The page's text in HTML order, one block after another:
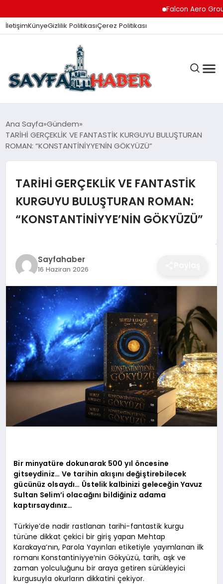
Falcon Aero Group,
İletişimKünyeGizlilik PolitikasıÇerez Politikası
ANA SAYFA
GÜNDEM
İZMIR HABERLERI
EKONOMI
SAĞLIK
SPOR
YAŞAM
DIĞER
Ana Sayfa Gündem
TARİHİ GERÇEKLİK VE FANTASTİK KURGUYU BULUŞTURAN
ROMAN: “KONSTANTİNİYYE’NİN GÖKYÜZÜ”
TARİHİ GERÇEKLİK VE FANTASTİK
KURGUYU BULUŞTURAN ROMAN:
“KONSTANTİNİYYE’NİN GÖKYÜZÜ”
Sayfahaber
16 Haziran 2026
Bir minyatüre dokunarak 500 yıl öncesine
gitseydiniz… Ve tarihin akışını değiştirebilecek
gücünüz olsaydı… Üstelik kalbinizi geleceğin Yavuz
Sultan Selim’i olacağını bildiğiniz adama
kaptırsaydınız…
Türkiye’de nadir rastlanan tarihi-fantastik kurgu
türüne dikkat çekici bir giriş yapan Mehtap
Karakaya’nın, Parola Yayınları etiketiyle yayımlanan ilk
romanı Konstantiniyye’nin Gökyüzü, tarih, aşk ve
zaman yolculuğunu bir araya getiren sürükleyici
kurgusuyla okurların dikkatini çekiyor.